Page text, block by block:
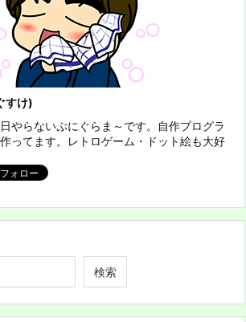
すけ)
やらないぷにぐらま～です。自作プログラ
ってます。レトロゲーム・ドット絵も大好
検索